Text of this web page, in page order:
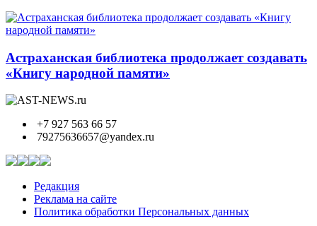
Астраханская библиотека продолжает создавать
«Книгу народной памяти»
+7 927 563 66 57
79275636657@yandex.ru
Редакция
Реклама на сайте
Политика обработки Персональных данных